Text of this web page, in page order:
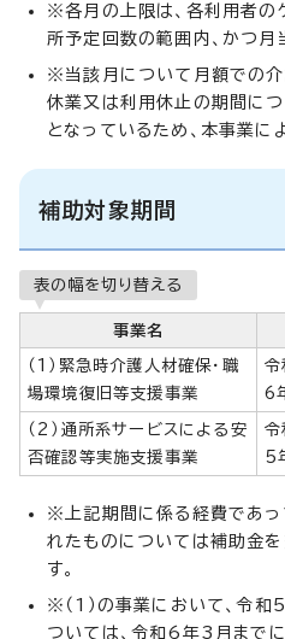
※各月の上限は、各利用者の
所予定回数の範囲内、かつ月
※当該月について月額での介
休業又は利用休止の期間に
となっているため、本事業に
補助対象期間
表の幅を切り替える
事業名
（1）緊急時介護人材確保・職
場環境復旧等支援事業
令
6
（2）通所系サービスによる安
否確認等実施支援事業
令
5
※上記期間に係る経費であっ
れたものについては補助金
す。
※（1）の事業において、令
ついては、令和6年3月まで